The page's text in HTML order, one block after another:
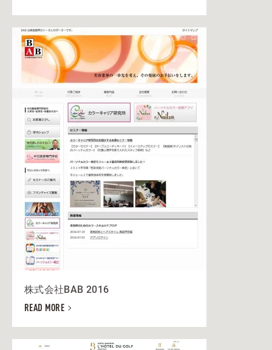
株式会社BAB 2016
READ MORE